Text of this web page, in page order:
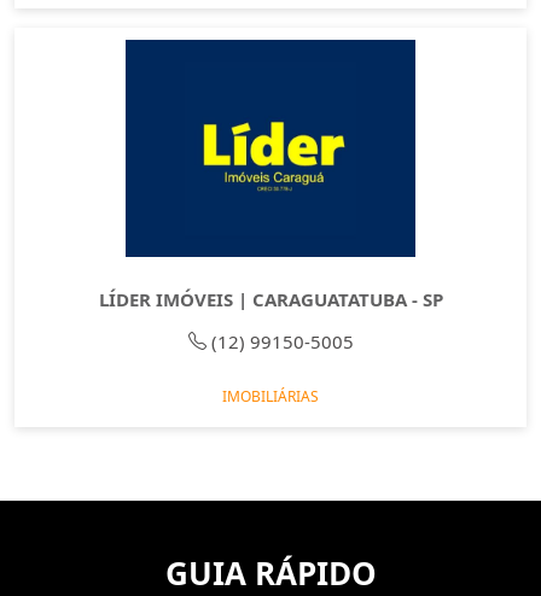
LÍDER IMÓVEIS | CARAGUATATUBA - SP
(12) 99150-5005
IMOBILIÁRIAS
GUIA RÁPIDO